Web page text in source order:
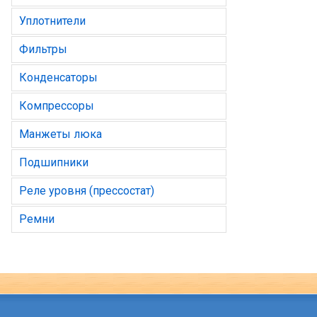
Уплотнители
Фильтры
Конденсаторы
Компрессоры
Манжеты люка
Подшипники
Реле уровня (прессостат)
Ремни